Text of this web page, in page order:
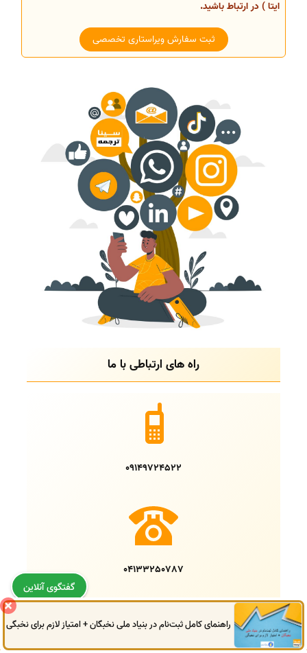
ایتا ) در ارتباط باشید.
ثبت سفارش ویراستاری تخصصی
راه های ارتباطی با ما
09149724522
04133250787
04133250787
09149724522
راهنمای کامل ثبت‌نام در بنیاد ملی نخبگان + امتیاز لازم برای نخبگی
گفتگوی آنلاین